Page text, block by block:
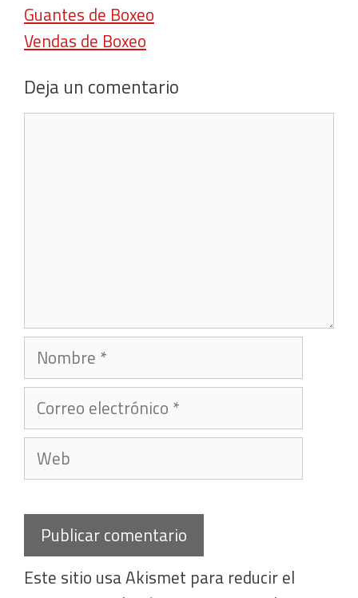
Guantes de Boxeo
Vendas de Boxeo
Deja un comentario
Nombre
Correo
electrónico
Web
Este sitio usa Akismet para reducir el